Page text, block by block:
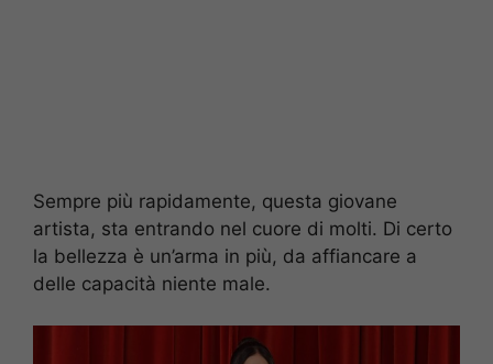
Sempre più rapidamente, questa giovane
artista, sta entrando nel cuore di molti. Di certo
la bellezza è un’arma in più, da affiancare a
delle capacità niente male.